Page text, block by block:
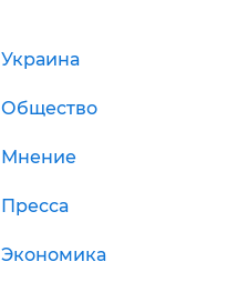
Украина
Общество
Мнение
Пресса
Экономика